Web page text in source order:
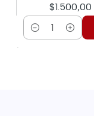
$1.500,00
Cantidad